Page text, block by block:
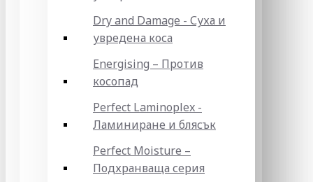
Dry and Damage - Суха и
увредена коса
Energising – Против
косопад
Perfect Laminoplex -
Ламиниране и блясък
Perfect Moisture –
Подхранваща серия